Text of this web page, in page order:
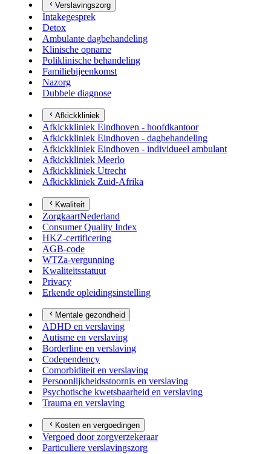
Verslavingszorg
Intakegesprek
Detox
Ambulante dagbehandeling
Klinische opname
Poliklinische behandeling
Familiebijeenkomst
Nazorg
Dubbele diagnose
Afkickkliniek
Afkickkliniek Eindhoven - hoofdkantoor
Afkickkliniek Eindhoven - dagbehandeling
Afkickkliniek Eindhoven - individueel ambulant
Afkickkliniek Meerlo
Afkickkliniek Utrecht
Afkickkliniek Zuid-Afrika
Kwaliteit
ZorgkaartNederland
Consumer Quality Index
HKZ-certificering
AGB-code
WTZa-vergunning
Kwaliteitsstatuut
Privacy
Erkende opleidingsinstelling
Mentale gezondheid
ADHD en verslaving
Autisme en verslaving
Borderline en verslaving
Codependency
Comorbiditeit en verslaving
Persoonlijkheidsstoornis en verslaving
Psychotische kwetsbaarheid en verslaving
Trauma en verslaving
Kosten en vergoedingen
Vergoed door zorgverzekeraar
Particuliere verslavingszorg